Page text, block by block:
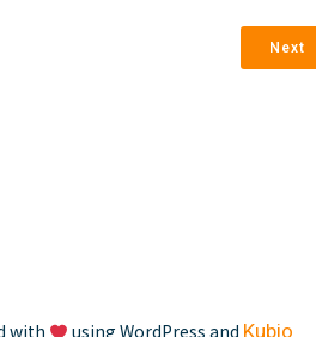
Next
with using WordPress and Kubio